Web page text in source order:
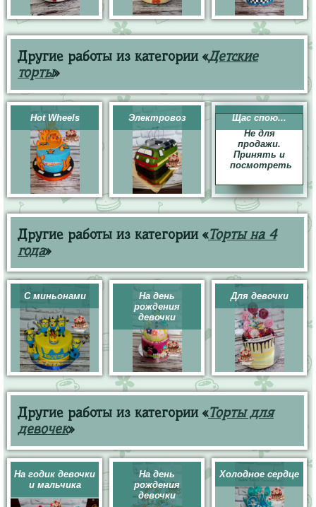
Другие работы из категории «Детские
торты»
Hot Wheels Электровоз
Щас спою...
Не для
продажи.
Принять и
посмотреть
Другие работы из категории «Торты на 4
года»
С миньонами
На день
рождения
девочки
Для девочки
Другие работы из категории «Торты для
девочек»
На годик девочки
и мальчика
На день
рождения
девочки
Холодное сердце